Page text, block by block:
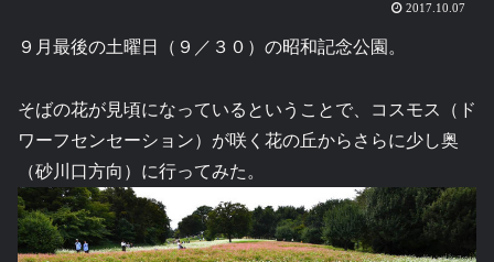
2017.10.07
９月最後の土曜日（９／３０）の昭和記念公園。
そばの花が見頃になっているということで、コスモス（ド
ワーフセンセーション）が咲く花の丘からさらに少し奥
（砂川口方向）に行ってみた。